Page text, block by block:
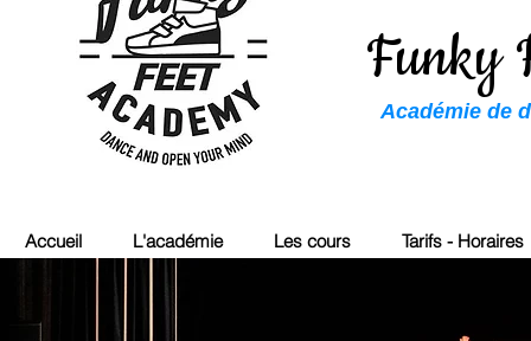
Accueil L'académie Les cours Tarifs - Horaires
Académie de
Funky